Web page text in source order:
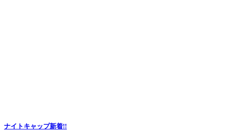
ナイトキャップ新着!!